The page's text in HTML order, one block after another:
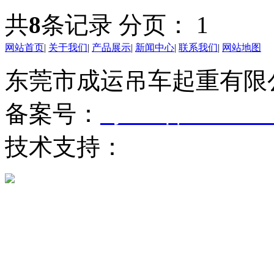
共8条记录 分页： 1
网站首页| 关于我们| 产品展示| 新闻中心| 联系我们| 网站地图
东莞市成运吊车起重有
备案号：
技术支持：